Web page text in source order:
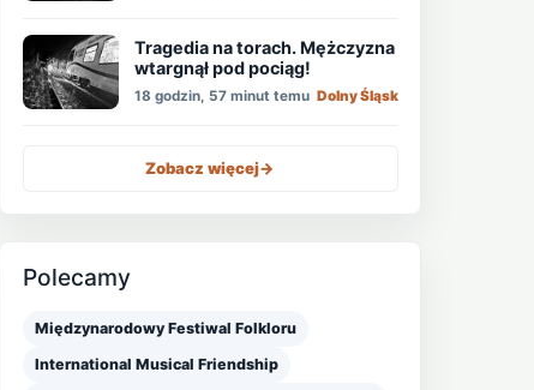
Tragedia na torach. Mężczyzna
wtargnął pod pociąg!
18 godzin, 57 minut temu Dolny Śląsk
Zobacz więcej->
Polecamy
Międzynarodowy Festiwal Folkloru
International Musical Friendship